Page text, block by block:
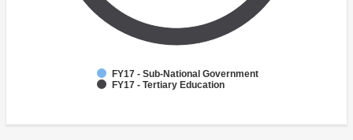
FY17 - Sub-National Government
FY17 - Tertiary Education